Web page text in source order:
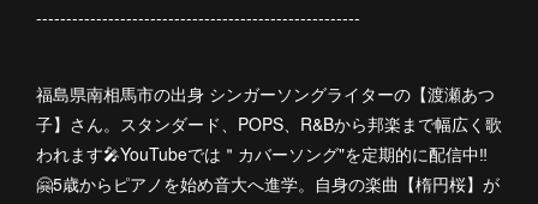
------------------------------------------------------
福島県南相馬市の出身 シンガーソングライターの【渡瀬あつ
子】さん。スタンダード、POPS、R&Bから邦楽まで幅広く歌
われます🎤YouTubeでは＂カバーソング"を定期的に配信中‼︎
🤗5歳からピアノを始め音大へ進学。自身の楽曲【楕円桜】が